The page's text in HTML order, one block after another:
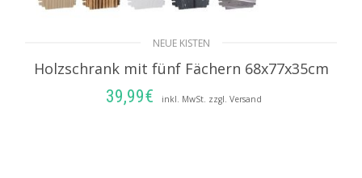
NEUE KISTEN
Holzschrank mit fünf Fächern 68x77x35cm
39,99€ inkl. MwSt. zzgl. Versand